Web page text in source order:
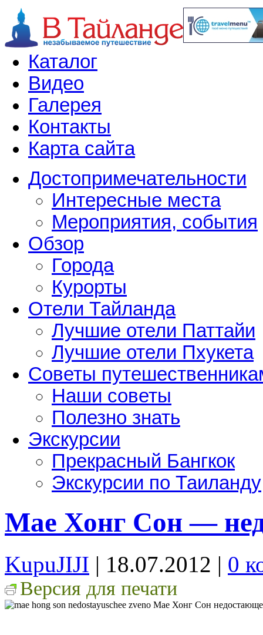
Каталог
Видео
Галерея
Контакты
Карта сайта
Достопримечательности
Интересные места
Мероприятия, события
Обзор
Города
Курорты
Отели Тайланда
Лучшие отели Паттайи
Лучшие отели Пхукета
Советы
Наши советы
Полезно знать
Экскурсии
Прекрасный Бангкок
Экскурсии по Таиланду
Мае Хонг Сон —
KupuJIJI | 18.07.2012 | 0
Версия для печати